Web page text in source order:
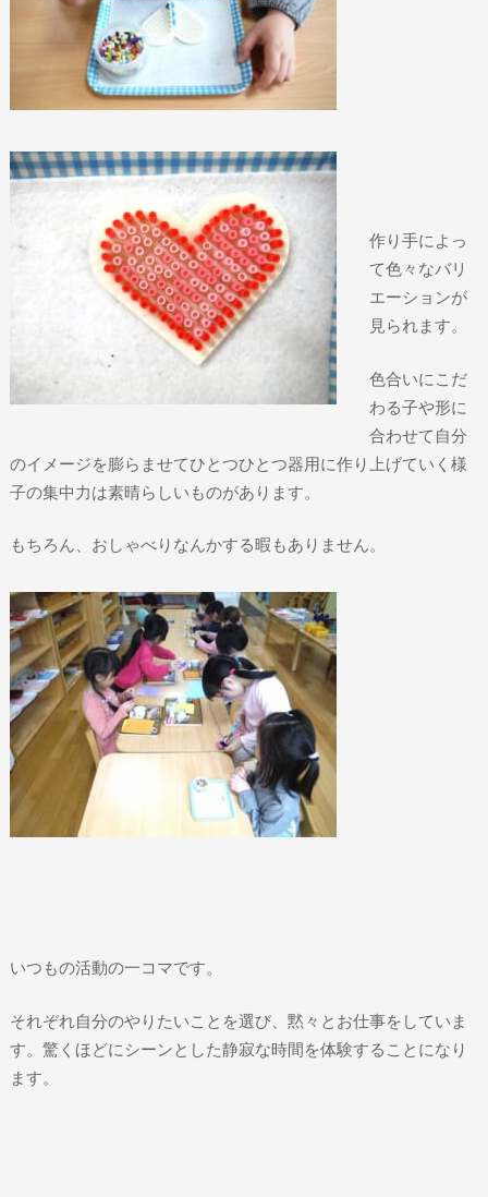
作り手によっ
て色々なバリ
エーションが
見られます。
色合いにこだ
わる子や形に
合わせて自分
のイメージを膨らませてひとつひとつ器用に作り上げていく様
子の集中力は素晴らしいものがあります。
もちろん、おしゃべりなんかする暇もありません。
いつもの活動の一コマです。
それぞれ自分のやりたいことを選び、黙々とお仕事をしていま
す。驚くほどにシーンとした静寂な時間を体験することになり
ます。